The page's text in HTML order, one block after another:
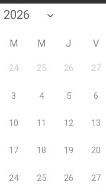
M M J V
24 25 26 27
3 4 5 6
10 11 12 13
17 18 19 20
24 25 26 27